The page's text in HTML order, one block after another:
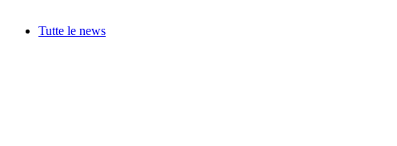
Tutte le news